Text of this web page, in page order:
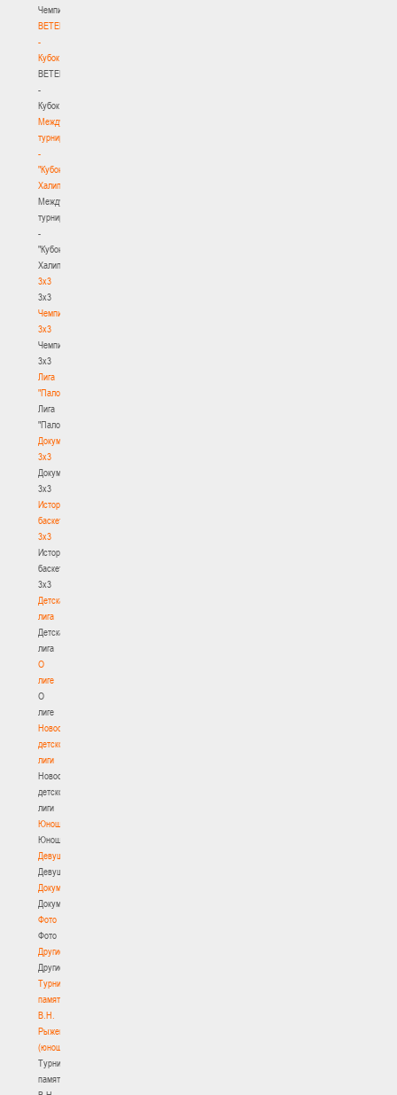
Чемпионат
BETERA
-
Кубок
BETERA
-
Кубок
Международный
турнир
-
"Кубок
Халипского"
Международный
турнир
-
"Кубок
Халипского"
3x3
3x3
Чемпионат
3х3
Чемпионат
3х3
Лига
"Палова"
Лига
"Палова"
Документы
3х3
Документы
3х3
История
баскетбола
3х3
История
баскетбола
3х3
Детская
лига
Детская
лига
О
лиге
О
лиге
Новости
детской
лиги
Новости
детской
лиги
Юноши
Юноши
Девушки
Девушки
Документы
Документы
Фото
Фото
Другие
Другие
Турнир
памяти
В.Н.
Рыженкова
(юноши)
Турнир
памяти